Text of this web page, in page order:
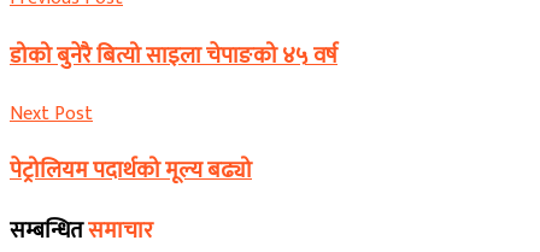
डोको बुनेरै बित्यो साइला चेपाङको ४५ वर्ष
Next Post
पेट्रोलियम पदार्थको मूल्य बढ्यो
सम्बन्धितसमाचार